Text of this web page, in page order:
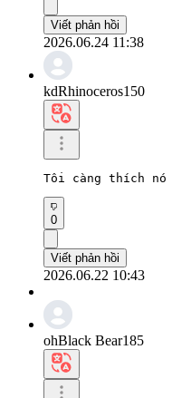
Viết phản hồi
2026.06.24 11:38
kdRhinoceros150
Tôi càng thích
0
Viết phản hồi
2026.06.22 10:43
ohBlack Bear185